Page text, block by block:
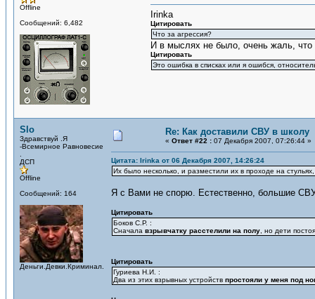
Offline
Сообщений: 6,482
Irinka
Цитировать
Что за агрессия?
И в мыслях не было, очень жаль, что
Цитировать
Это ошибка в списках или я ошибся,
Slo
Здравствуй .Я
-Всемирное Равновесие
ДСП
Offline
Сообщений: 164
Деньги.Девки.Криминал.
Re: Как доставили СВУ в школу
« Ответ #22 : 07 Декабря 2007, 07:26:44 »
Цитата: Irinka от 06 Декабря 2007, 14:26:24
Их было несколько, и разместили их в проходе на
Я с Вами не спорю. Естественно, большие
Цитировать
Боков С.Р. :
Сначала взрывчатку расстелили на полу , но дети
Цитировать
Гуриева Н.И. :
Два из этих взрывных устройств простояли у меня под